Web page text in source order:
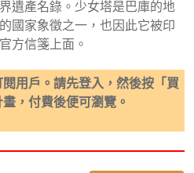
遺產名錄。少女塔是巴庫的地
國家象徵之一，也因此它被印
方信箋上面。
用戶。請先登入，然後按「買
，付費後便可瀏覽。